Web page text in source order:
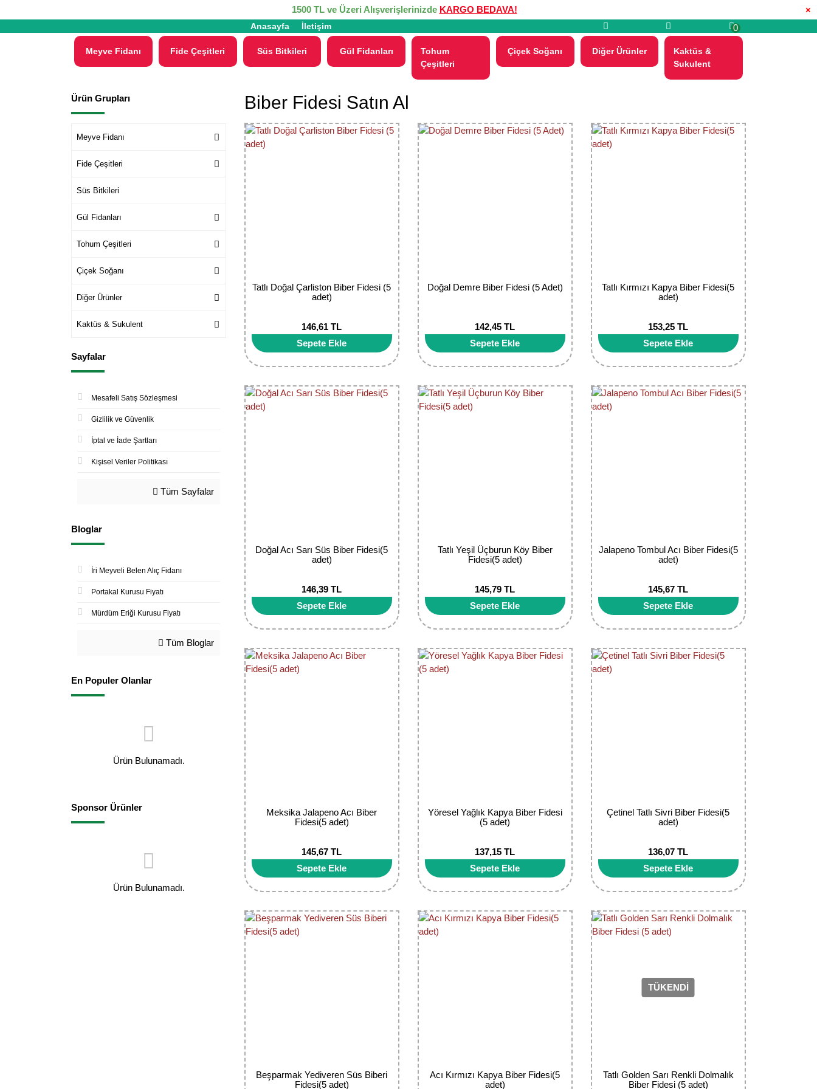
×
1500 TL ve Üzeri Alışverişlerinizde KARGO BEDAVA!
Anasayfa İletişim 0
Meyve Fidanı Fide Çeşitleri Süs Bitkileri Gül Fidanları
Tohum
Çeşitleri
Çiçek Soğanı Diğer Ürünler
Kaktüs &
Sukulent
Ürün Grupları
Meyve Fidanı
Fide Çeşitleri
Süs Bitkileri
Gül Fidanları
Tohum Çeşitleri
Çiçek Soğanı
Diğer Ürünler
Kaktüs & Sukulent
Sayfalar
Mesafeli Satış Sözleşmesi
Gizlilik ve Güvenlik
İptal ve İade Şartları
Kişisel Veriler Politikası
Tüm Sayfalar
Bloglar
İri Meyveli Belen Alıç Fidanı
Portakal Kurusu Fiyatı
Mürdüm Eriği Kurusu Fiyatı
Tüm Bloglar
En Populer Olanlar
Ürün Bulunamadı.
Sponsor Ürünler
Ürün Bulunamadı.
Biber Fidesi Satın Al
Tatlı Doğal Çarliston Biber Fidesi (5
adet)
146,61 TL
Sepete Ekle
Doğal Demre Biber Fidesi (5 Adet)
142,45 TL
Sepete Ekle
Tatlı Kırmızı Kapya Biber Fidesi(5
adet)
153,25 TL
Sepete Ekle
Doğal Acı Sarı Süs Biber Fidesi(5
adet)
146,39 TL
Sepete Ekle
Tatlı Yeşil Üçburun Köy Biber
Fidesi(5 adet)
145,79 TL
Sepete Ekle
Jalapeno Tombul Acı Biber Fidesi(5
adet)
145,67 TL
Sepete Ekle
Meksika Jalapeno Acı Biber
Fidesi(5 adet)
145,67 TL
Sepete Ekle
Yöresel Yağlık Kapya Biber Fidesi
(5 adet)
137,15 TL
Sepete Ekle
Çetinel Tatlı Sivri Biber Fidesi(5
adet)
136,07 TL
Sepete Ekle
Beşparmak Yediveren Süs Biberi
Fidesi(5 adet)
Acı Kırmızı Kapya Biber Fidesi(5
adet)
TÜKENDİ
Tatlı Golden Sarı Renkli Dolmalık
Biber Fidesi (5 adet)